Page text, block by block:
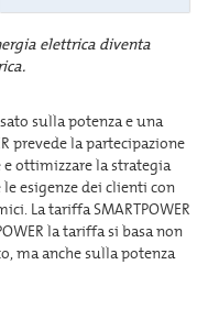
elettrica diventa
sulla potenza e una
prevede la partecipazione
e ottimizzare la strategia
esigenze dei clienti con
La tariffa SMARTPOWER
la tariffa si basa non
ma anche sulla potenza